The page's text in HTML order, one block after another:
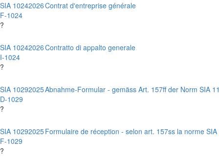
SIA 1024
F-1024
?
2026Contrat d'entreprise générale
SIA 1024
I-1024
?
2026Contratto di appalto generale
SIA 1029
D-1029
?
2025Abnahme-Formular - gemäss Art. 157ff der Norm SIA
SIA 1029
F-1029
?
2025Formulaire de réception - selon art. 157ss la norme SIA